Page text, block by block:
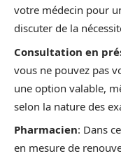
votre médecin pour
discuter de la
Consultation en
vous ne pouvez pas
une option valable,
selon la nature des
Pharmacien: Dans
en mesure de